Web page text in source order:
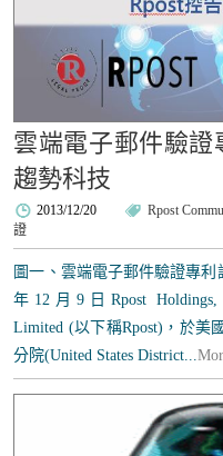
雲端電子郵件驗證
趨勢科技
2013/12/20 Rpost
證
圖一、雲端電子郵件驗證專利
年12月9日Rpost Holdings,
Limited (以下稱Rpost)，於美
分院(United States District...